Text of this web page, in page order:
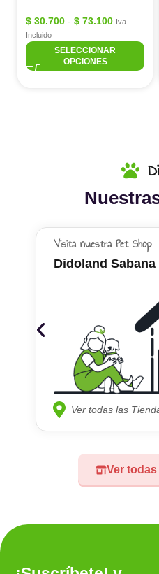
$ 30.700 - $ 73.100 Iva
Incluido
SELECCIONAR
OPCIONES
Ver
Visita nuestra Pet Shop
Didoland Sabana
Ver todas las